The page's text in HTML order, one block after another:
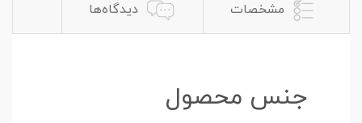
مشخصات دیدگاه‌ها
جنس محصول